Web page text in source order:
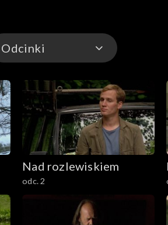
Odcinki
Odcinki
Nad rozlewiskiem
odc. 2